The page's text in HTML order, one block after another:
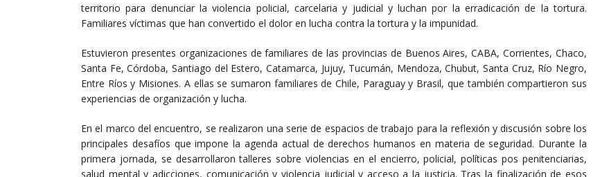
territorio para denunciar la violencia policial, carcelaria y judicial y luchan por la erradicación de la tortura.
Familiares víctimas que han convertido el dolor en lucha contra la tortura y la impunidad.
Estuvieron presentes organizaciones de familiares de las provincias de Buenos Aires, CABA, Corrientes, Chaco,
Santa Fe, Córdoba, Santiago del Estero, Catamarca, Jujuy, Tucumán, Mendoza, Chubut, Santa Cruz, Río Negro,
Entre Ríos y Misiones. A ellas se sumaron familiares de Chile, Paraguay y Brasil, que también compartieron sus
experiencias de organización y lucha.
En el marco del encuentro, se realizaron una serie de espacios de trabajo para la reflexión y discusión sobre los
principales desafíos que impone la agenda actual de derechos humanos en materia de seguridad. Durante la
primera jornada, se desarrollaron talleres sobre violencias en el encierro, policial, políticas pos penitenciarias,
salud mental y adicciones, comunicación y violencia judicial y acceso a la justicia. Tras la finalización de esos